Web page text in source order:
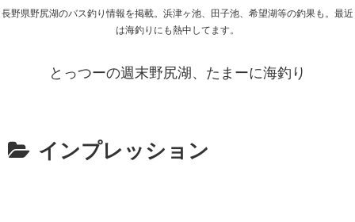
長野県野尻湖のバス釣り情報を掲載。浜津ヶ池、田子池、希望湖等の釣果も。最近
は海釣りにも熱中してます。
とっつーの週末野尻湖、たまーに海釣り
インプレッション